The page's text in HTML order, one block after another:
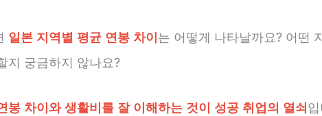
일본 지역별 평균 연봉 차이는 어떻게 나타날까요? 어떤
지 궁금하지 않나요?
봉 차이와 생활비를 잘 이해하는 것이 성공 취업의 열쇠